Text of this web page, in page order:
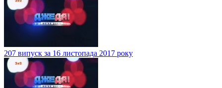
207 випуск за 16 листопада 2017 року